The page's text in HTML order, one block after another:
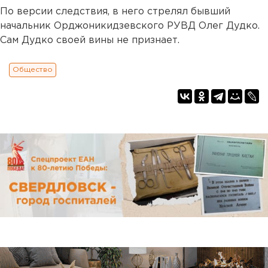
По версии следствия, в него стрелял бывший
начальник Орджоникидзевского РУВД Олег Дудко.
Сам Дудко своей вины не признает.
Общество